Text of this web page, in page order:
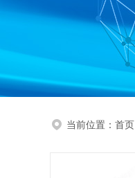
当前位置： 首页